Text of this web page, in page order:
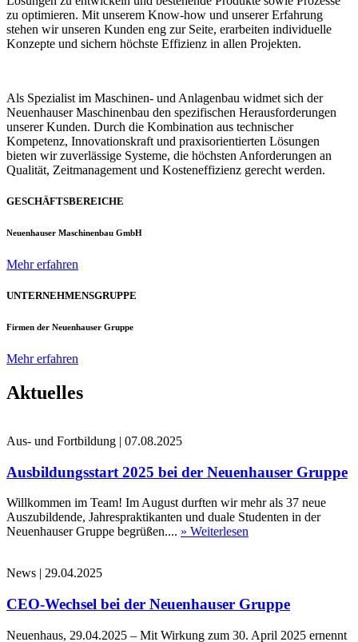
zu optimieren. Mit unserem Know-how und unserer Erfahrung
stehen wir unseren Kunden eng zur Seite, erarbeiten individuelle
Konzepte und sichern höchste Effizienz in allen Projekten.
Als Spezialist im Maschinen- und Anlagenbau widmet sich der
Neuenhauser Maschinenbau den spezifischen Herausforderungen
unserer Kunden. Durch die Kombination aus technischer
Kompetenz, Innovationskraft und praxisorientierten Lösungen
bieten wir zuverlässige Systeme, die höchsten Anforderungen an
Qualität, Zeitmanagement und Kosteneffizienz gerecht werden.
GESCHÄFTSBEREICHE
Neuenhauser Maschinenbau GmbH
Mehr erfahren
UNTERNEHMENSGRUPPE
Firmen der Neuenhauser Gruppe
Mehr erfahren
Aktuelles
Aus- und Fortbildung | 07.08.2025
Ausbildungsstart 2025 bei der Neuenhauser Gruppe
Willkommen im Team! Im August durften wir mehr als 37 neue
Auszubildende, Jahrespraktikanten und duale Studenten in der
Neuenhauser Gruppe begrüßen.... » Weiterlesen
News | 29.04.2025
CEO-Wechsel bei der Neuenhauser Gruppe
Neuenhaus, 29.04.2025 – Mit Wirkung zum 30. April 2025 ernennt